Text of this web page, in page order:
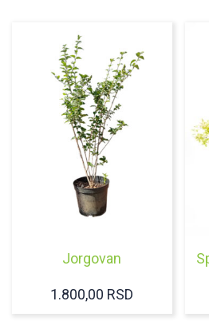
Jorgovan
1.800,00 RSD